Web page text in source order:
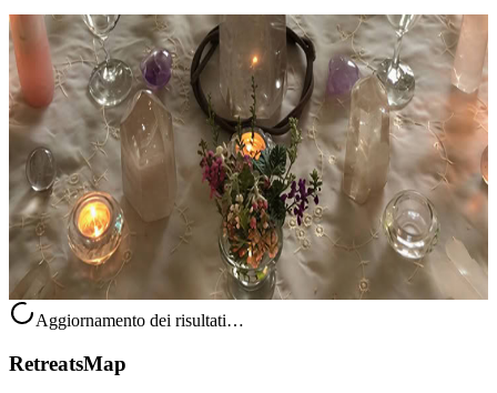
Festività della Luce
Quando il solstizio apre una soglia stagionale di grande intensità,
questo incontro invita a entrare in contatto con la luce eterna che
abita dentro di noi. In un clima accogliente e ispirante, i part...
Su richiesta
24 dicembre 2026
Pérez Zeledón, Costa Rica
Aggiornamento dei risultati…
RetreatsMap